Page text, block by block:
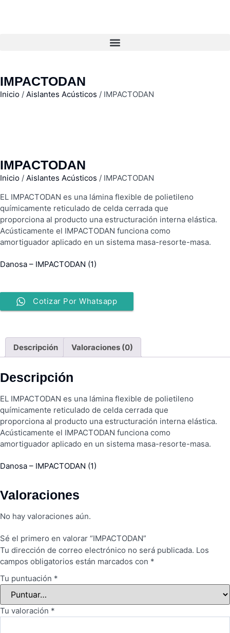
IMPACTODAN
Inicio / Aislantes Acústicos / IMPACTODAN
IMPACTODAN
Inicio / Aislantes Acústicos / IMPACTODAN
EL IMPACTODAN es una lámina flexible de polietileno
químicamente reticulado de celda cerrada que
proporciona al producto una estructuración interna elástica.
Acústicamente el IMPACTODAN funciona como
amortiguador aplicado en un sistema masa-resorte-masa.
Danosa – IMPACTODAN (1)
Cotizar Por Whatsapp
Descripción Valoraciones (0)
Descripción
EL IMPACTODAN es una lámina flexible de polietileno
químicamente reticulado de celda cerrada que
proporciona al producto una estructuración interna elástica.
Acústicamente el IMPACTODAN funciona como
amortiguador aplicado en un sistema masa-resorte-masa.
Danosa – IMPACTODAN (1)
Valoraciones
No hay valoraciones aún.
Sé el primero en valorar “IMPACTODAN”
Tu dirección de correo electrónico no será publicada. Los
campos obligatorios están marcados con *
Tu puntuación *
Tu valoración *